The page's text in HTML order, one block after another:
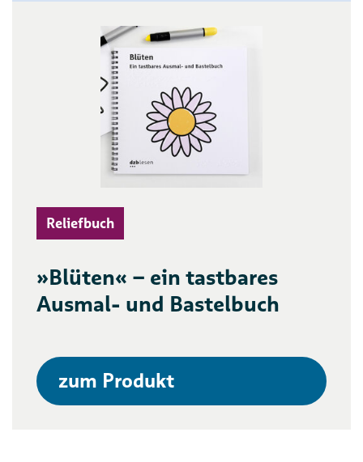
Reliefbuch
»Blüten« – ein tastbares
Ausmal- und Bastelbuch
zum Produkt